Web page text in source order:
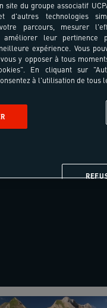
site du groupe associatif
d'autres technologies
parcours, mesurer
améliorer leur pertinence
expérience. Vous
y opposer à tous
En cliquant sur
à l'utilisation de tous